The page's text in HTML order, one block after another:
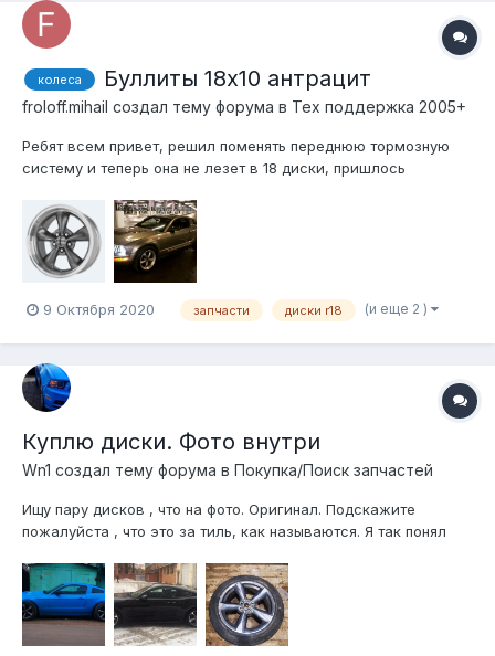
колеса Буллиты 18х10 антрацит
froloff.mihail создал тему форума в Тех поддержка 2005+
Ребят всем привет, решил поменять переднюю тормозную
систему и теперь она не лезет в 18 диски, пришлось
одноширокие 10 дюймов ширины, имеется резина: спереди
какой-то вроде мишлен (275/45) но он под замену по
хорошему , сзади 295/45 Toyo Proxes (30...
9 Октября 2020 запчасти диски r18 (и еще 2 )
Куплю диски. Фото внутри
Wn1 создал тему форума в Покупка/Поиск запчастей
Ищу пару дисков , что на фото. Оригинал. Подскажите
пожалуйста , что это за тиль, как называются. Я так понял